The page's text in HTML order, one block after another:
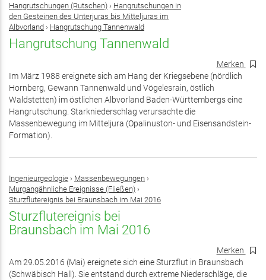
Hangrutschungen (Rutschen) › Hangrutschungen in
den Gesteinen des Unterjuras bis Mitteljuras im
Albvorland › Hangrutschung Tannenwald
Hangrutschung Tannenwald
Merken
Im März 1988 ereignete sich am Hang der Kriegsebene (nördlich
Hornberg, Gewann Tannenwald und Vögelesrain, östlich
Waldstetten) im östlichen Albvorland Baden-Württembergs eine
Hangrutschung. Starkniederschlag verursachte die
Massenbewegung im Mitteljura (Opalinuston- und Eisensandstein-
Formation).
Ingenieurgeologie › Massenbewegungen ›
Murgangähnliche Ereignisse (Fließen) ›
Sturzflutereignis bei Braunsbach im Mai 2016
Sturzflutereignis bei
Braunsbach im Mai 2016
Merken
Am 29.05.2016 (Mai) ereignete sich eine Sturzflut in Braunsbach
(Schwäbisch Hall). Sie entstand durch extreme Niederschläge, die